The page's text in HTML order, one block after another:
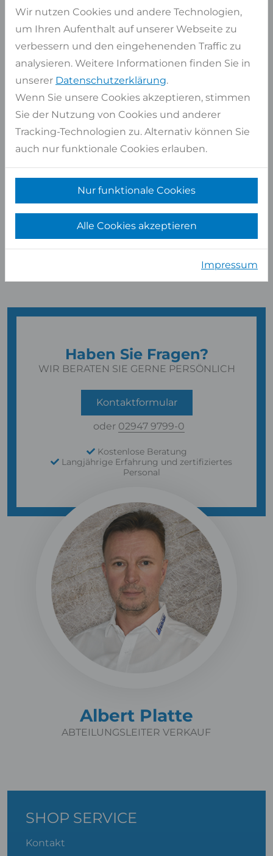
Gesamt 6,12 qm
Artikel auswählen
Ähnliche Materialien
FÜR TAN BROWN
Haben Sie Fragen?
WIR BERATEN SIE GERNE PERSÖNLICH
Kontaktformular
oder 02947 9799-0
Kostenlose Beratung
Langjährige Erfahrung und zertifiziertes
Personal
Albert Platte
ABTEILUNGSLEITER VERKAUF
SHOP SERVICE
Kontakt
Wir nutzen Cookies und andere Technologien,
um Ihren Aufenthalt auf unserer Webseite zu
verbessern und den eingehenenden Traffic zu
analysieren. Weitere Informationen finden Sie in
unserer Datenschutzerklärung.
Wenn Sie unsere Cookies akzeptieren, stimmen
Sie der Nutzung von Cookies und anderer
Tracking-Technologien zu. Alternativ können Sie
auch nur funktionale Cookies erlauben.
Nur funktionale Cookies
Alle Cookies akzeptieren
Impressum